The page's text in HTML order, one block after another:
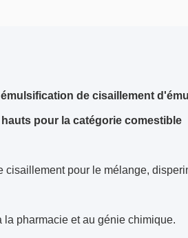
de cisaillement
pour la catégorie comestible
pour le mélange,
la pharmacie et au génie chimique.